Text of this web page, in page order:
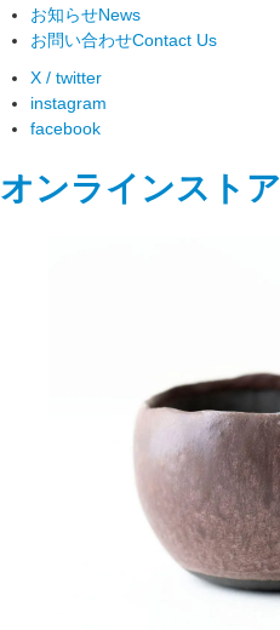
お知らせNews
お問い合わせContact Us
X / twitter
instagram
facebook
オンラインストア